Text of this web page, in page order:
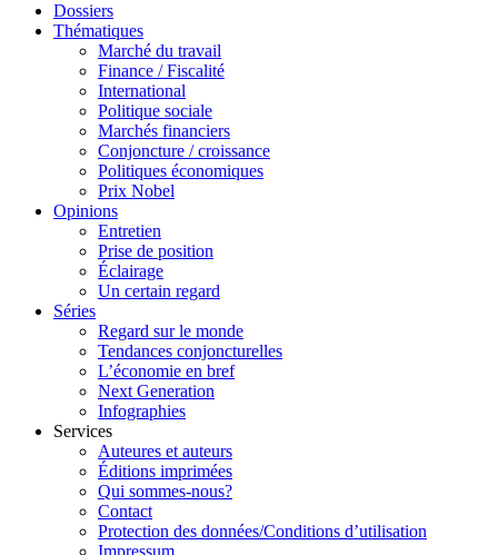
Dossiers
Thématiques
Marché du travail
Finance / Fiscalité
International
Politique sociale
Marchés financiers
Conjoncture / croissance
Politiques économiques
Prix Nobel
Opinions
Entretien
Prise de position
Éclairage
Un certain regard
Séries
Regard sur le monde
Tendances conjoncturelles
L’économie en bref
Next Generation
Infographies
Services
Auteures et auteurs
Éditions imprimées
Qui sommes-nous?
Contact
Protection des données/Conditions d’utilisation
Impressum